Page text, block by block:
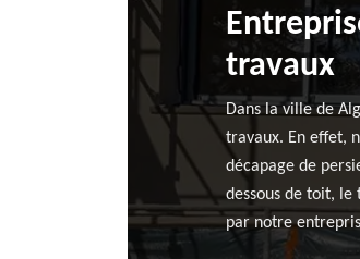
travaux
Dans la ville de
travaux. En effet,
décapage de
dessous de toit,
par notre